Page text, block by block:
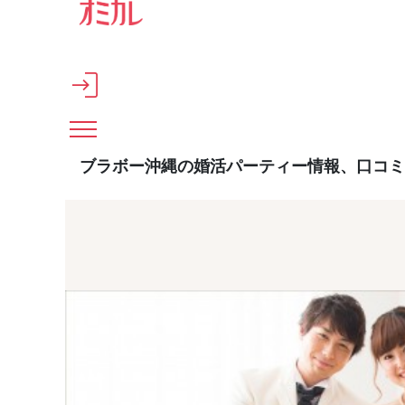
メインコンテンツへスキップ
ブラボー沖縄の婚活パーティー情報、口コ